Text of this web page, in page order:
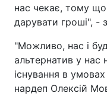
нас чекає, тому що
дарувати гроші", -
"Можливо, нас і
альтернатив у нас
існування в
нардеп Олексій